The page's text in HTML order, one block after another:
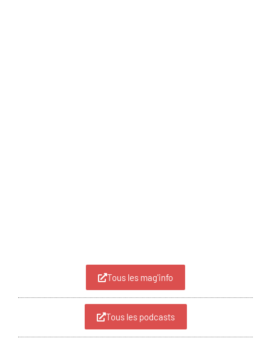
Tous les mag'info
Tous les podcasts